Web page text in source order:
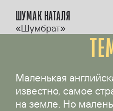
ШУМАК НАТАЛЯ
«Шумбрат»
Маленькая
известно, самое
на земле. Но